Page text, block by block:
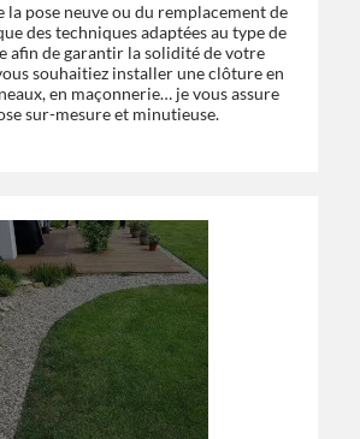
la pose neuve ou du remplacement de
des techniques adaptées au type de
afin de garantir la solidité de votre
souhaitiez installer une clôture en
en maçonnerie… je vous assure
sur-mesure et minutieuse.